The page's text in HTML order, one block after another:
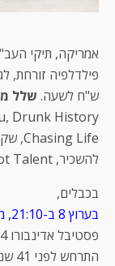
אמריקה, תיקי
ש"ח לשעה. שלל
להשכיר, America's Got Talent.
בכבלים,
בערוץ 8 ב-21:10, מלחמת המינים.